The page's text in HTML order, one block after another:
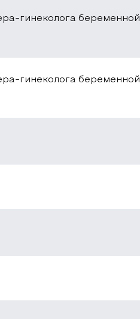
гинеколога беременной
гинеколога беременной